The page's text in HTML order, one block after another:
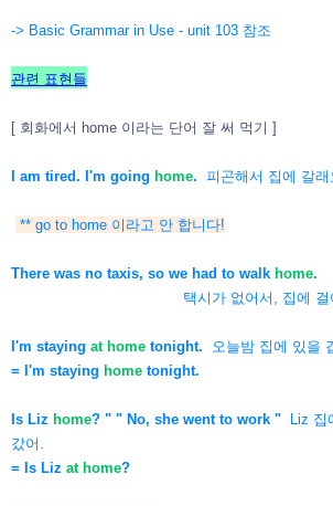
-> Basic Grammar in Use - unit 103 참조
관련 표현들
[ 회화에서 home 이라는 단어 잘 써 먹기 ]
I am tired. I'm going home. 피곤해서 집에 갈래
** go to home 이라고 안 합니다!
There was no taxis, so we had to walk home.
택시가 없어서, 집에 걸
I'm staying at home tonight. 오늘밤 집에 있을
= I'm staying home tonight.
Is Liz home? " " No, she went to work " Liz 집
갔어.
= Is Liz at home?